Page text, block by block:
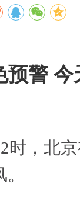
警
时，北